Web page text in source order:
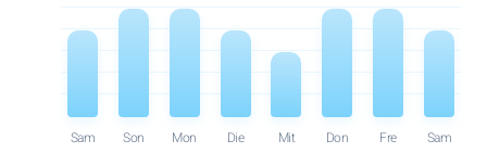
Sam Son Mon Die Mit Don Fre Sam